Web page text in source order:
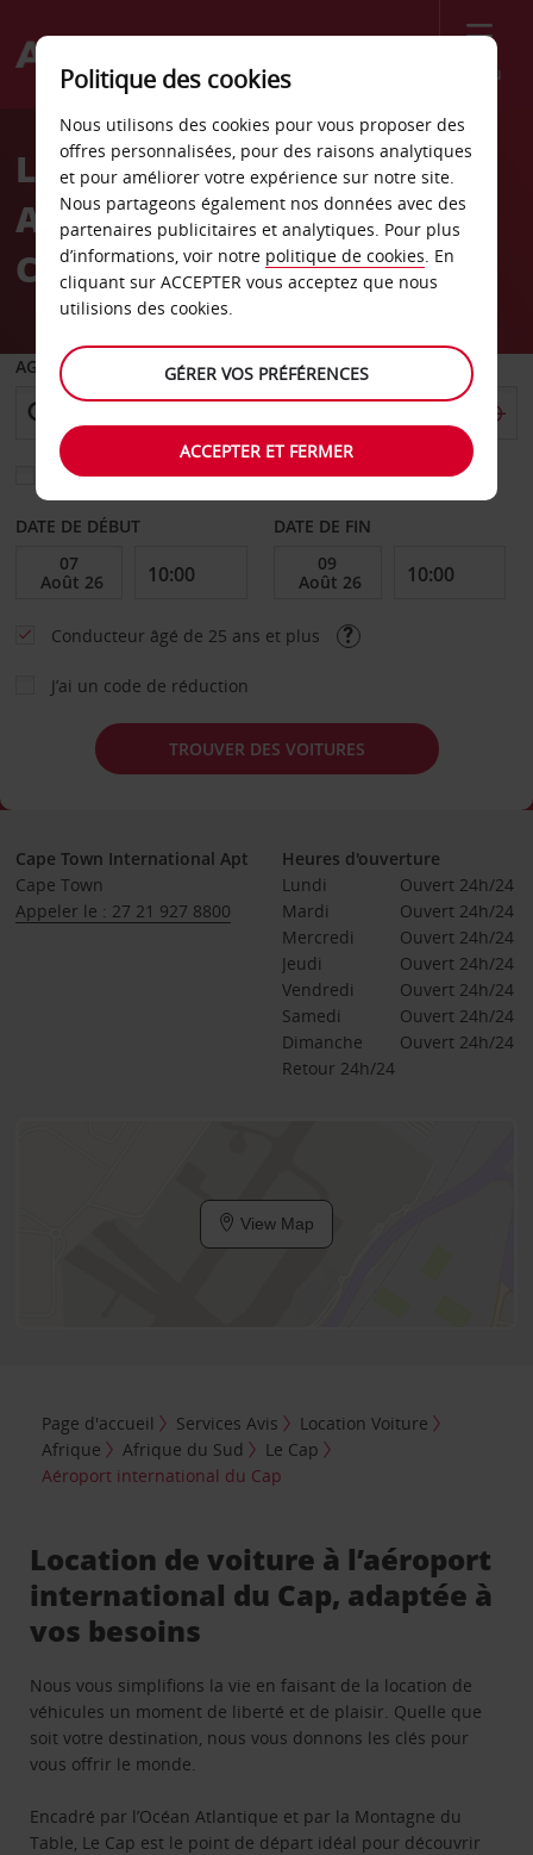
Menu
Welcome
AvisLocation de voiture
Aéroport international du
Cap
AGENCE DE DÉPART
Sélectionnez une autre agence de retour
DATE DE DÉBUT DATE DE FIN
Conducteur âgé de 25 ans et plus
J’ai un code de réduction
TROUVER DES VOITURES
Cape Town International Apt
Cape Town
Appeler le : 27 21 927 8800
Heures d'ouverture
Lundi
Ouvert 24h/24
Mardi
Ouvert 24h/24
Mercredi
Ouvert 24h/24
Jeudi
Ouvert 24h/24
Vendredi
Ouvert 24h/24
Samedi
Ouvert 24h/24
Dimanche
Ouvert 24h/24
Retour 24h/24
View Map
Page d'accueil Services Avis
Location Voiture
Afrique
Afrique du Sud
Le Cap
Aéroport international du Cap
Location de voiture à l’aéroport
international du Cap, adaptée à
vos besoins
Nous vous simplifions la vie en faisant de la location de
véhicules un moment de liberté et de plaisir. Quelle que
soit votre destination, nous vous donnons les clés pour
vous offrir le monde.
Encadré par l’Océan Atlantique et par la Montagne du
Table, Le Cap est le point de départ idéal pour découvrir
Politique des cookies
Nous utilisons des cookies pour vous proposer des
offres personnalisées, pour des raisons analytiques
et pour améliorer votre expérience sur notre site.
Nous partageons également nos données avec des
partenaires publicitaires et analytiques. Pour plus
d’informations, voir notre politique de cookies. En
cliquant sur ACCEPTER vous acceptez que nous
utilisions des cookies.
GÉRER VOS PRÉFÉRENCES
ACCEPTER ET FERMER